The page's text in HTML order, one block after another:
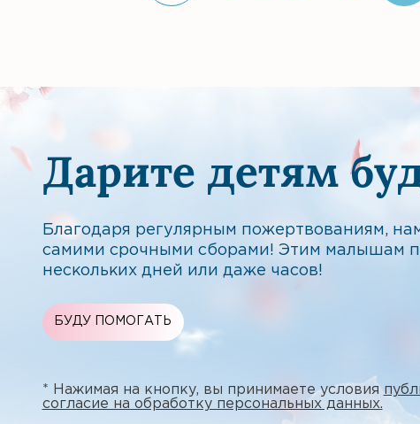
Дарите детям
Благодаря регулярным пожертвованиям,
самими срочными сборами! Этим малышам
нескольких дней или даже часов!
БУДУ ПОМОГАТЬ
* Нажимая на кнопку, вы принимаете условия
согласие на обработку персональных данных.